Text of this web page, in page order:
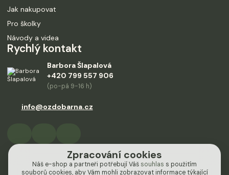
Jak nakupovat
Pro školky
Návody a videa
Rychlý kontakt
Barbora Šlapalová
+420 799 557 906
(po-pá 9-16 h)
info@ozdobarna.cz
Zpracování cookies
Náš e-shop a partneři potřebují Váš souhlas s použitím
souborů cookies, aby Vám mohli zobrazovat informace týkající